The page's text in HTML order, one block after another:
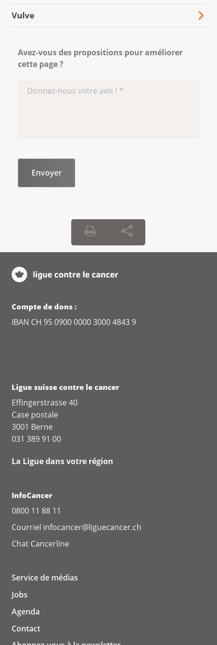
Vulve
Avez-vous des propositions pour améliorer
cette page ?
Compte de dons :
IBAN CH 95 0900 0000 3000 4843 9
Ligue suisse contre le cancer
Effingerstrasse 40
Case postale
3001 Berne
031 389 91 00
La Ligue dans votre région
InfoCancer
0800 11 88 11
Courriel infocancer@liguecancer.ch
Chat Cancerline
Service de médias
Jobs
Agenda
Contact